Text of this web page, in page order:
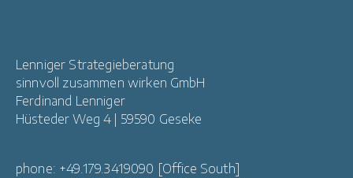
Lenniger Strategieberatung
sinnvoll zusammen wirken GmbH
Ferdinand Lenniger
Hüsteder Weg 4 | 59590 Geseke
phone: +49.179.3419090 [Office South]